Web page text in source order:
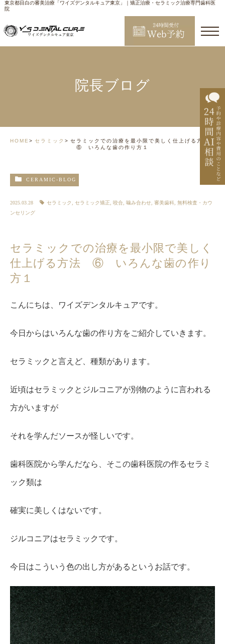
東京都目白の審美治療「ワイズデンタルキュア東京」｜矯正治療・セラミック治療専門歯科医
院
院長ブログ
HOME セラミック
セラミックでの治療を最小限で美しく仕上げる方法
⑥ いろんな歯の作り方１
CERAMIC-BLOG
2025.03.28 セラミック セラミック矯正 咬合 噛み合わせ 審美歯科 無料検査・カウ
ンセリング
セラミックでの治療を最小限で美しく
仕上げる方法 ⑥ いろんな歯の作り
方１
こんにちは、ワイズデンタルキュアです。
今日からはいろんな歯の作り方をご紹介していきます。
セラミックと言えど、種類があります。
近頃はセラミックとジルコニアが別物のように言われる
方がいますが
それを学んだソースが怪しいです。
歯科医院から学んだなら、そこの歯科医院の作るセラミ
ック類は
確実に美しくはないです。
ジルコニアはセラミックです。
今日はこういう色の出し方があるというお話です。